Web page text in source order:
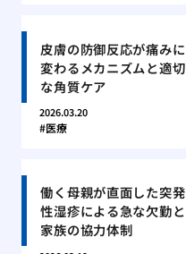
皮膚の防御反応が痛みに
変わるメカニズムと適切
な角質ケア
2026.03.20
医療
働く母親が直面した突発
性湿疹による急な欠勤と
家族の協力体制